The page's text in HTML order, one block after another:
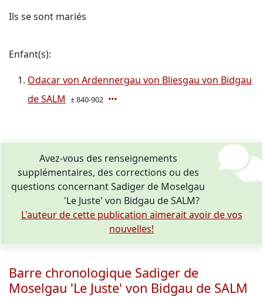
Ils se sont mariés
Enfant(s):
Odacar von Ardennergau von Bliesgau von Bidgau
de SALM ± 840-902
Avez-vous des renseignements
supplémentaires, des corrections ou des
questions concernant Sadiger de Moselgau
'Le Juste' von Bidgau de SALM?
L'auteur de cette publication aimerait avoir de vos
nouvelles!
Barre chronologique Sadiger de
Moselgau 'Le Juste' von Bidgau de SALM